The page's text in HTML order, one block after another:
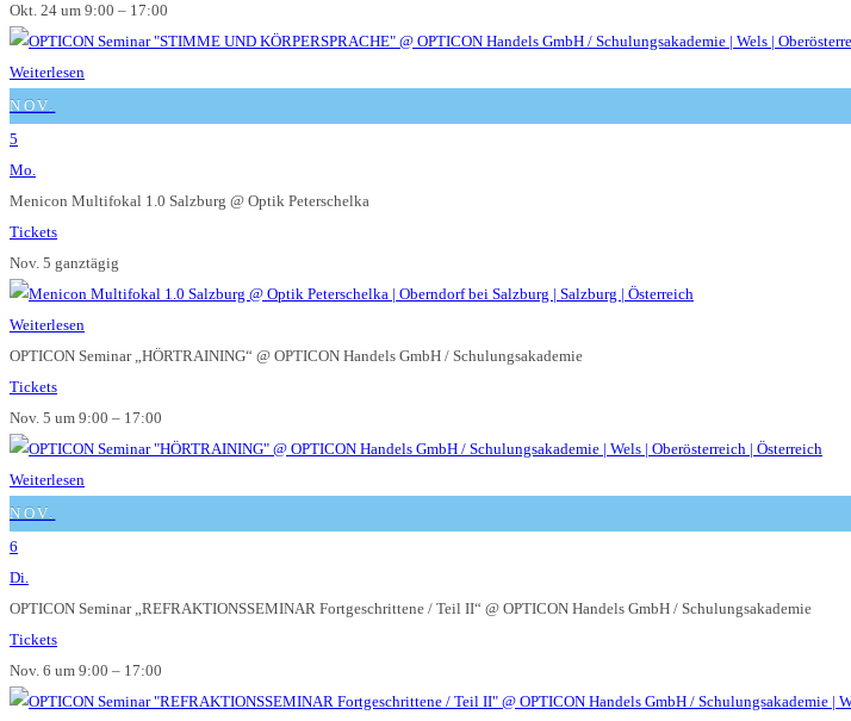
Okt. 24 um 9:00 – 17:00
Weiterlesen
NOV.
5
Mo.
Menicon Multifokal 1.0 Salzburg @ Optik Peterschelka
Tickets
Nov. 5 ganztägig
Weiterlesen
OPTICON Seminar „HÖRTRAINING“ @ OPTICON Handels GmbH / Schulungsakademie
Tickets
Nov. 5 um 9:00 – 17:00
Weiterlesen
NOV.
6
Di.
OPTICON Seminar „REFRAKTIONSSEMINAR Fortgeschrittene / Teil II“ @ OPTICON Handels GmbH / Schulungsakademie
Tickets
Nov. 6 um 9:00 – 17:00